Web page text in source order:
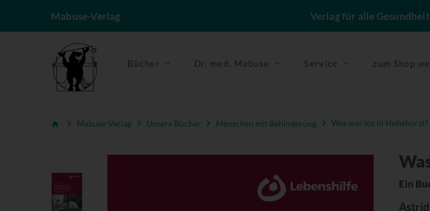
Mabuse-Verlag Verlag für alle
Bücher Dr. med. Mabuse Service zum Shop
Mabuse-Verlag Unsere Bücher Menschen mit Behinderung Was war los in Hohehorst?
Ein